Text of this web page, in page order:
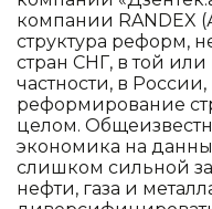
компании RANDEX
структура реформ,
стран СНГ, в той
частности, в
реформирование
целом.
экономика на
слишком сильной
нефти, газа и